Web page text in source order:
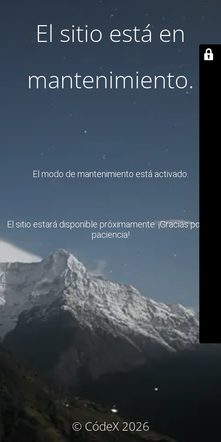
El sitio está en
mantenimiento.
El modo de mantenimiento está activado.
El sitio estará disponible próximamente. ¡Gracias por su
paciencia!
© CódeX 2026